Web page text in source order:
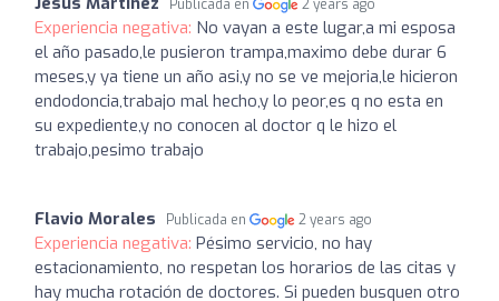
Publicada en 2 years ago
Experiencia negativa: No vayan a este lugar,a mi esposa
el año pasado,le pusieron trampa,maximo debe durar 6
meses,y ya tiene un año asi,y no se ve mejoria,le hicieron
endodoncia,trabajo mal hecho,y lo peor,es q no esta en
su expediente,y no conocen al doctor q le hizo el
trabajo,pesimo trabajo
Flavio Morales Publicada en 2 years ago
Experiencia negativa: Pésimo servicio, no hay
estacionamiento, no respetan los horarios de las citas y
hay mucha rotación de doctores. Si pueden busquen otro